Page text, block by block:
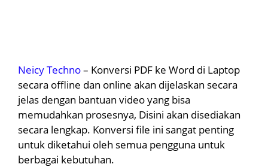
Neicy Techno– Konversi PDF ke Word di Laptop
secara offline dan online akan dijelaskan secara
jelas dengan bantuan video yang bisa
memudahkan prosesnya, Disini akan disediakan
secara lengkap. Konversi file ini sangat penting
untuk diketahui oleh semua pengguna untuk
berbagai kebutuhan.